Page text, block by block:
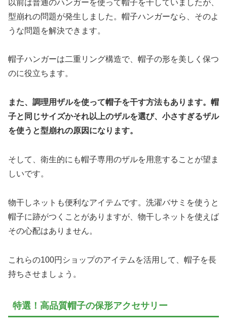
以前は普通のハンガーを使って帽子を干していましたが、
型崩れの問題が発生しました。帽子ハンガーなら、そのよ
うな問題を解決できます。
帽子ハンガーは二重リング構造で、帽子の形を美しく保つ
のに役立ちます。
また、調理用ザルを使って帽子を干す方法もあります。帽
子と同じサイズかそれ以上のザルを選び、小さすぎるザル
を使うと型崩れの原因になります。
そして、衛生的にも帽子専用のザルを用意することが望ま
しいです。
物干しネットも便利なアイテムです。洗濯バサミを使うと
帽子に跡がつくことがありますが、物干しネットを使えば
その心配はありません。
これらの100円ショップのアイテムを活用して、帽子を長
持ちさせましょう。
特選！高品質帽子の保形アクセサリー